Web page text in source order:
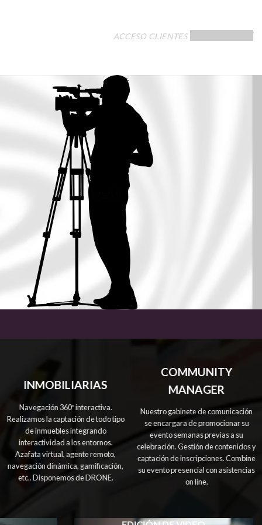
ACCESO CLIENTES
INMOBILIARIAS
Navegación 360º interactiva.
Realizamos la captación de todo tipo
de inmuebles integrando
interactividad a los entornos.
Azafata virtual, agente remoto,
navegación dinámica, gamificación,
etc.. Disponemos de DRONE.
COMMUNITY
MANAGER
Nuestro gabinete de comunicación
se encargara de promocionar su
evento semanas previas a su
celebración. Gestión de contenidos y
captación de inscripciones. Combine
su evento presencial con asistencias
on line.